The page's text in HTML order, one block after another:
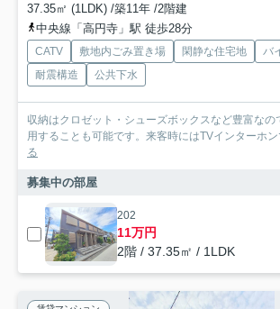
37.35㎡ (1LDK) /築11年 /2階建
中央線「高円寺」駅 徒歩28分
CATV 敷地内ごみ置き場 閑静な住宅地
バ
耐震構造
公共下水
収納はクロゼット・シューズボックスなど豊富なの
用することも可能です。来客時にはTVインターホ
る
募集中の部屋
202
11万円
2階 / 37.35㎡ / 1LDK